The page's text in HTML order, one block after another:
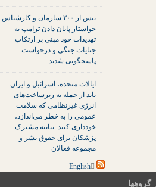
بیش از ۲۰۰ سازمان و کارشناس
خواستار پایان دادن ترامپ به
تهدیدات خود مبنی بر ارتکاب
جنایات جنگی و درخواست
پاسخگویی شدند
ایالات متحده، اسرائیل و ایران
باید از حمله به زیرساخت‌های
انرژی غیرنظامی که سلامت
عمومی را به خطر می‌اندازد،
خودداری کنند: بیانیه مشترک
پزشکان برای حقوق بشر و
مجموعه فعالان
گروهها